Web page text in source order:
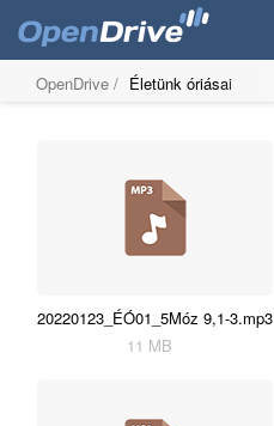
OpenDrive / Életünk óriásai
20220123_ÉÓ01_5Móz 9,1-3.mp3
11 MB